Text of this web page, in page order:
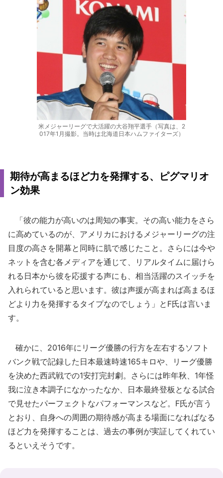
米メジャーリーグで大活躍の大谷翔平選手（写真は、2
017年1月撮影。当時は北海道日本ハムファイターズ）
期待が高まるほど力を発揮する、ピグマリオ
ン効果
「彼の能力が高いのは周知の事実。その高い能力をさら
に高めているのが、アメリカにおけるメジャーリーグの注
目度の高さを開幕と同時に肌で感じたこと。さらには今や
ネットを含む各メディアを通じて、リアルタイムに届けら
れる日本から彼を応援する声にも、相当活躍のスイッチを
入れられていると思います。彼は声援が高まれば高まるほ
どより力を発揮するタイプなのでしょう」とF氏は言いま
す。
確かに、2016年にリーグ優勝の行方を左右するソフト
バンク戦で記録した日本最速時速165キロや、リーグ優勝
を決めた西武戦での1安打完封劇。さらには昨年秋、1年怪
我に泣き本調子になかったなか、日本最終登板となる試合
で見せたパーフェクトなパフォーマンスなど。F氏が言う
とおり、自身への周囲の期待感が高まる場面になればなる
ほど力を発揮することは、過去の事例が実証してくれてい
るといえそうです。